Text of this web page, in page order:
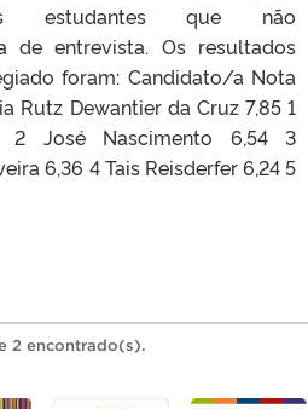
estudantes que não
de entrevista. Os resultados
foram: Candidato/a Nota
Rutz Dewantier da Cruz 7,85 1
2 José Nascimento 6,54 3
6,36 4 Tais Reisderfer 6,24 5
2 encontrado(s).